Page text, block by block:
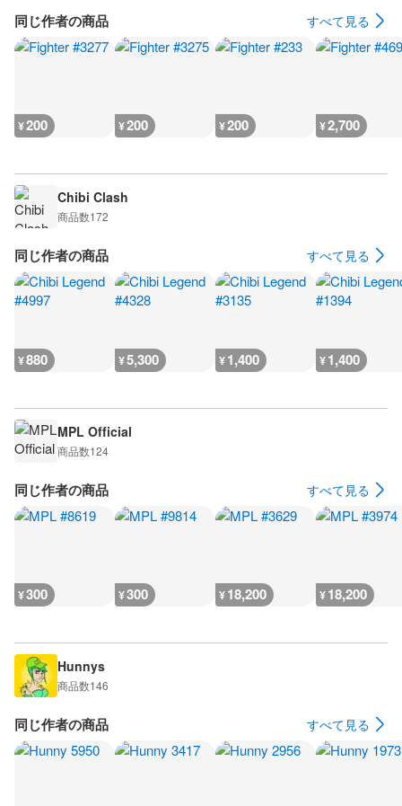
同じ作者の商品 すべて見る
¥200 ¥200 ¥200 ¥2,700
Chibi Clash
商品数172
同じ作者の商品 すべて見る
¥880 ¥5,300 ¥1,400 ¥1,400
MPL Official
商品数124
同じ作者の商品 すべて見る
¥300 ¥300 ¥18,200 ¥18,200
Hunnys
商品数146
同じ作者の商品 すべて見る